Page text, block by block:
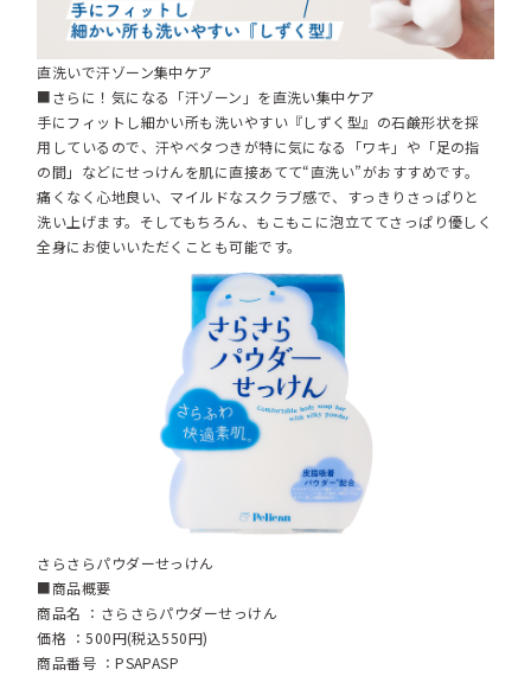
直洗いで汗ゾーン集中ケア
■さらに！気になる「汗ゾーン」を直洗い集中ケア
手にフィットし細かい所も洗いやすい『しずく型』の石鹸形状を採
用しているので、汗やベタつきが特に気になる「ワキ」や「足の指
の間」などにせっけんを肌に直接あてて“直洗い”がおすすめです。
痛くなく心地良い、マイルドなスクラブ感で、すっきりさっぱりと
洗い上げます。そしてもちろん、もこもこに泡立ててさっぱり優しく
全身にお使いいただくことも可能です。
さらさらパウダーせっけん
■商品概要
商品名 ：さらさらパウダーせっけん
価格 ：500円(税込550円)
商品番号 ：PSAPASP